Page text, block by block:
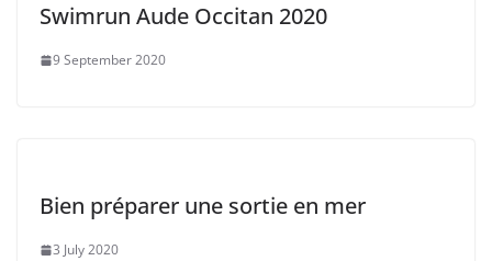
Swimrun Aude Occitan 2020
9 September 2020
Bien préparer une sortie en mer
3 July 2020